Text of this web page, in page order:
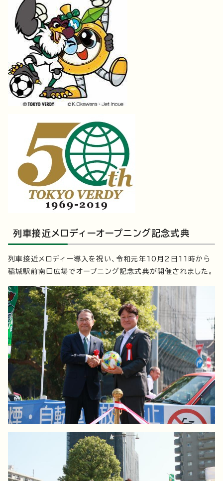
列車接近メロディーオープニング記念式典
列車接近メロディー導入を祝い、令和元年10月2日11時から
稲城駅前南口広場でオープニング記念式典が開催されました。